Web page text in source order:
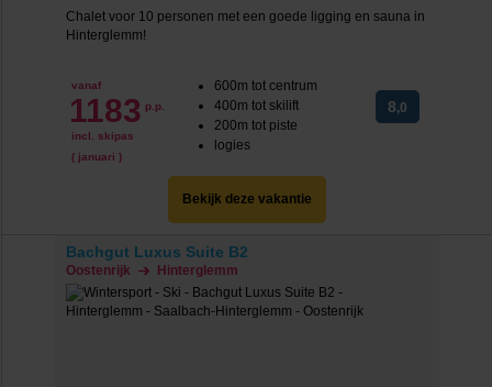
Chalet voor 10 personen met een goede ligging en sauna in
Hinterglemm!
vanaf
1183 p.p.
incl. skipas
( januari )
600m tot centrum
400m tot skilift
200m tot piste
logies
8,0
Bekijk deze vakantie
Bachgut Luxus Suite B2
Oostenrijk Hinterglemm